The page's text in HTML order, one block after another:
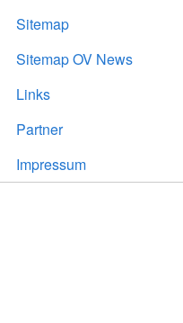
Sitemap
Sitemap OV News
Links
Partner
Impressum